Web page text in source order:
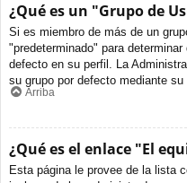
¿Qué es un "Grupo de
Si es miembro de más de un
"predeterminado" para
defecto en su perfil. La
su grupo por defecto mediante su
Arriba
¿Qué es el enlace "El
Esta página le provee de la lista